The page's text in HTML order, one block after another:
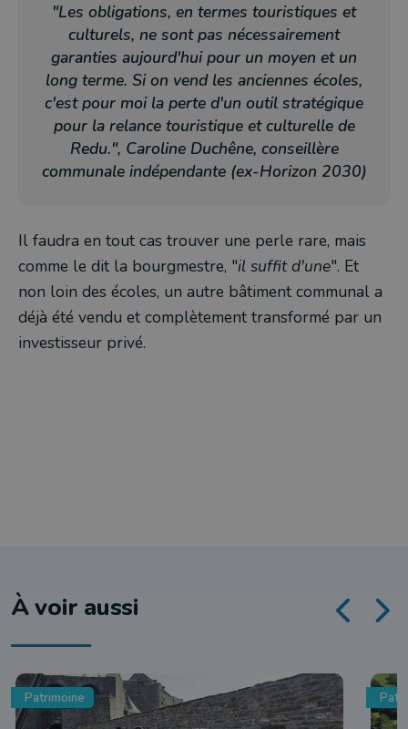
"Les obligations, en termes touristiques et
culturels, ne sont pas nécessairement
garanties aujourd'hui pour un moyen et un
long terme. Si on vend les anciennes écoles,
c'est pour moi la perte d'un outil stratégique
pour la relance touristique et culturelle de
Redu.", Caroline Duchêne, conseillère
communale indépendante (ex-Horizon 2030)
Il faudra en tout cas trouver une perle rare, mais
comme le dit la bourgmestre, "il suffit d'une". Et
non loin des écoles, un autre bâtiment communal a
déjà été vendu et complètement transformé par un
investisseur privé.
À voir aussi
Patrimoine